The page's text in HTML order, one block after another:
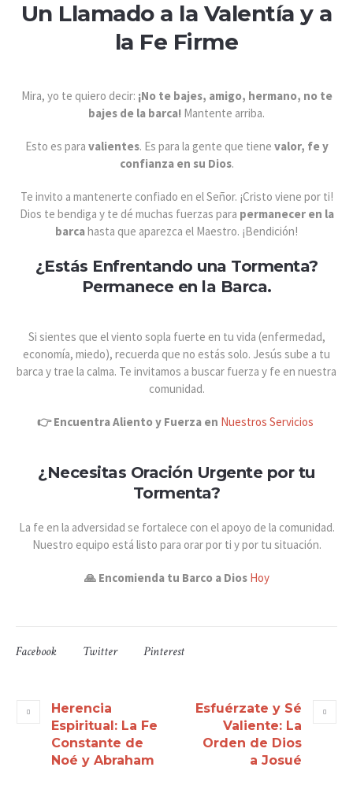
Un Llamado a la Valentía y a
la Fe Firme
Mira, yo te quiero decir: ¡No te bajes, amigo, hermano, no te
bajes de la barca! Mantente arriba.
Esto es para valientes. Es para la gente que tiene valor, fe y
confianza en su Dios.
Te invito a mantenerte confiado en el Señor. ¡Cristo viene por ti!
Dios te bendiga y te dé muchas fuerzas para permanecer en la
barcahasta que aparezca el Maestro. ¡Bendición!
¿Estás Enfrentando una Tormenta?
Permanece en la Barca.
Si sientes que el viento sopla fuerte en tu vida (enfermedad,
economía, miedo), recuerda que no estás solo. Jesús sube a tu
barca y trae la calma. Te invitamos a buscar fuerza y fe en nuestra
comunidad.
👉 Encuentra Aliento y Fuerza en Nuestros Servicios
¿Necesitas Oración Urgente por tu
Tormenta?
La fe en la adversidad se fortalece con el apoyo de la comunidad.
Nuestro equipo está listo para orar por ti y por tu situación.
🙏 Encomienda tu Barco a Dios Hoy
Facebook Twitter Pinterest
Herencia
Espiritual: La Fe
Constante de
Noé y Abraham
Esfuérzate y Sé
Valiente: La
Orden de Dios
a Josué